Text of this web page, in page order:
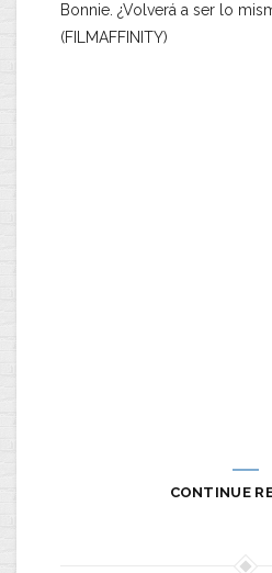
Bonnie. ¿Volverá a ser lo
(FILMAFFINITY)
CONTINUE